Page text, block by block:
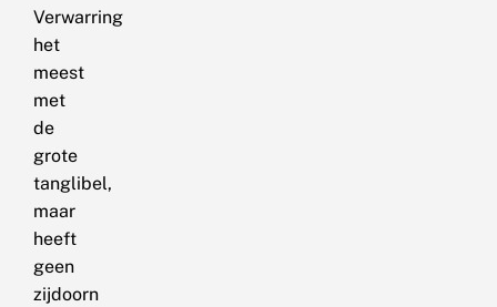
Verwarring
het
meest
met
de
grote
tanglibel,
maar
heeft
geen
zijdoorn